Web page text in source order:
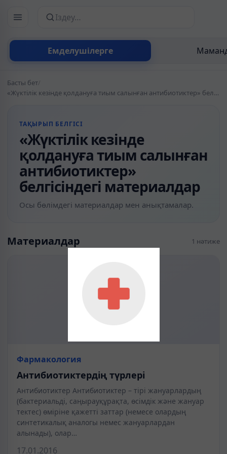
Емделушілерге
Сайттан іздеу
Басты бет/
«Жүктілік кезінде қолдануға тиым салынған антибиотиктер» белгісіндегі материалдар
ТАҚЫРЫП БЕЛГІСІ
«Жүктілік кезінде
қолдануға тиым салынған
антибиотиктер»
белгісіндегі материалдар
Осы бөлімдегі материалдар мен анықтамалар.
Материалдар 1 нәтиже
Фармакология
Антибиотиктердің түрлері
Антибиотиктер Антибиотиктер – тірі жануарлардың
(бактериальді, саңырауқұрақта, өсімдік және жануар
тектес) өміріне қажетті заттар (немесе олардың
синтетикалық аналогы немес жануарлардан
алынады), олар…
17.01.2016